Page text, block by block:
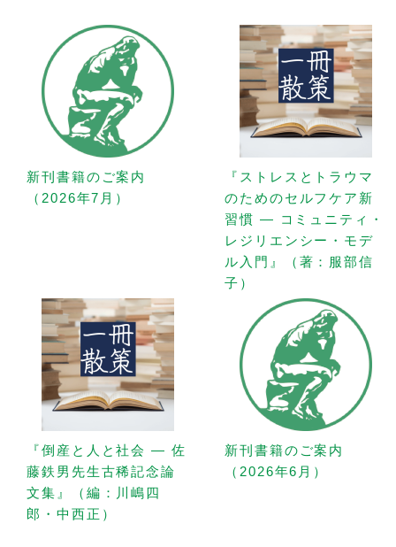
新刊書籍のご案内
（2026年7月）
『ストレスとトラウマ
のためのセルフケア新
習慣 — コミュニティ・
レジリエンシー・モデ
ル入門』（著：服部信
子）
『倒産と人と社会 — 佐
藤鉄男先生古稀記念論
文集』（編：川嶋四
郎・中西正）
新刊書籍のご案内
（2026年6月）